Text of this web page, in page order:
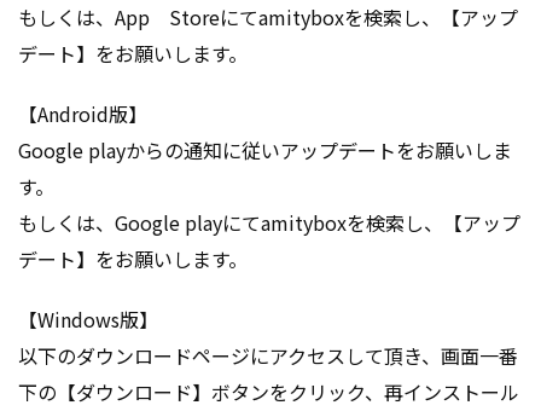
もしくは、App Storeにてamityboxを検索し、【アップ
デート】をお願いします。
【Android版】
Google playからの通知に従いアップデートをお願いしま
す。
もしくは、Google playにてamityboxを検索し、【アップ
デート】をお願いします。
【Windows版】
以下のダウンロードページにアクセスして頂き、画面一番
下の【ダウンロード】ボタンをクリック、再インストール